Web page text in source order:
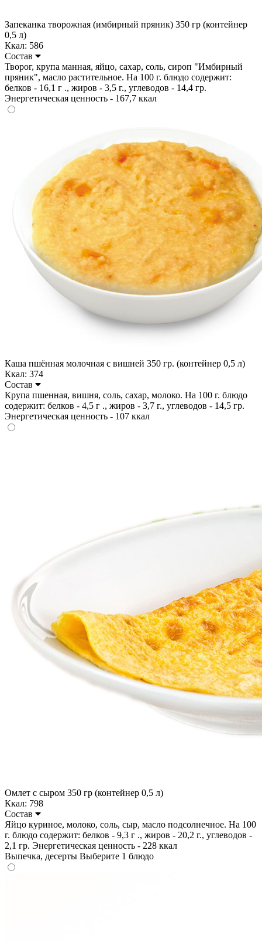
Запеканка творожная (имбирный пряник) 350 гр (контейнер
0,5 л)
Ккал: 586
Состав
Творог, крупа манная, яйцо, сахар, соль, сироп "Имбирный
пряник", масло растительное. На 100 г. блюдо содержит:
белков - 16,1 г ., жиров - 3,5 г., углеводов - 14,4 гр.
Энергетическая ценность - 167,7 ккал
Каша пшённая молочная с вишней 350 гр. (контейнер 0,5 л)
Ккал: 374
Состав
Крупа пшенная, вишня, соль, сахар, молоко. На 100 г. блюдо
содержит: белков - 4,5 г ., жиров - 3,7 г., углеводов - 14,5 гр.
Энергетическая ценность - 107 ккал
Омлет с сыром 350 гр (контейнер 0,5 л)
Ккал: 798
Состав
Яйцо куриное, молоко, соль, сыр, масло подсолнечное. На 100
г. блюдо содержит: белков - 9,3 г ., жиров - 20,2 г., углеводов -
2,1 гр. Энергетическая ценность - 228 ккал
Выпечка, десерты Выберите 1 блюдо